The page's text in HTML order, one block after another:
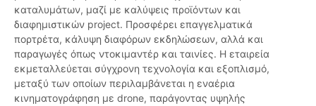
καταλυμάτων, μαζί με καλύψεις προϊόντων και
διαφημιστικών project. Προσφέρει επαγγελματικά
πορτρέτα, κάλυψη διαφόρων εκδηλώσεων, αλλά και
παραγωγές όπως ντοκιμαντέρ και ταινίες. Η εταιρεία
εκμεταλλεύεται σύγχρονη τεχνολογία και εξοπλισμό,
μεταξύ των οποίων περιλαμβάνεται η εναέρια
κινηματογράφηση με drone, παράγοντας υψηλής